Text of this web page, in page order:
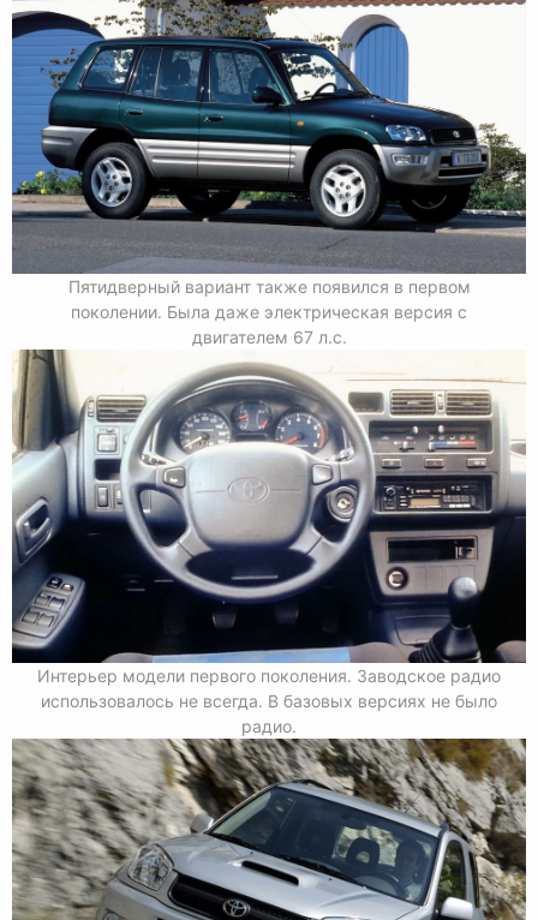
Пятидверный вариант также появился в первом
поколении. Была даже электрическая версия с
двигателем 67 л.с.
Интерьер модели первого поколения. Заводское радио
использовалось не всегда. В базовых версиях не было
радио.